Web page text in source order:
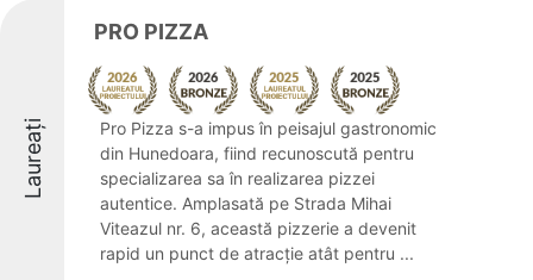
Laureați
PRO PIZZA
Pro Pizza s-a impus în peisajul gastronomic
din Hunedoara, fiind recunoscută pentru
specializarea sa în realizarea pizzei
autentice. Amplasată pe Strada Mihai
Viteazul nr. 6, această pizzerie a devenit
rapid un punct de atracție atât pentru ...